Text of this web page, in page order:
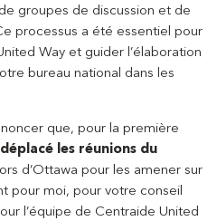
groupes de discussion et de
processus a été essentiel pour
Way et guider l’élaboration
bureau national dans les
que, pour la première
les réunions du
d’Ottawa pour les amener sur
pour moi, pour votre conseil
l’équipe de Centraide United